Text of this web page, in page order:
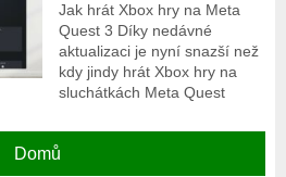
Jak hrát Xbox hry na Meta
Quest 3 Díky nedávné
aktualizaci je nyní snazší než
kdy jindy hrát Xbox hry na
sluchátkách Meta Quest
Domů